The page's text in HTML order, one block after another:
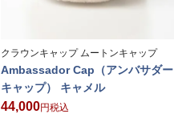
クラウンキャップ ムートンキャップ
Ambassador Cap（アンバサダー
キャップ） キャメル
44,000 税込